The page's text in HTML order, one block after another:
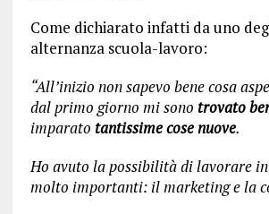
Come dichiarato infatti da uno
alternanza scuola-lavoro:
“All’inizio non sapevo bene cosa
dal primo giorno mi sono trovato
imparato tantissime cose nuove.
Ho avuto la possibilità di lavorare
molto importanti: il marketing e la